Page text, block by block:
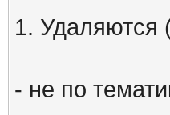
1. Удаляются
- не по